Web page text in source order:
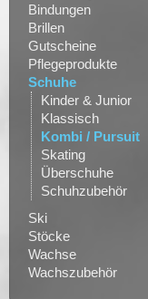
Bindungen
Brillen
Gutscheine
Pflegeprodukte
Schuhe
Kinder & Junior
Klassisch
Kombi / Pursuit
Skating
Überschuhe
Schuhzubehör
Ski
Stöcke
Wachse
Wachszubehör